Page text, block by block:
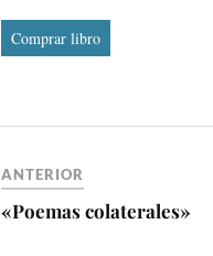
Comprar libro
ANTERIOR
«Poemas colaterales»